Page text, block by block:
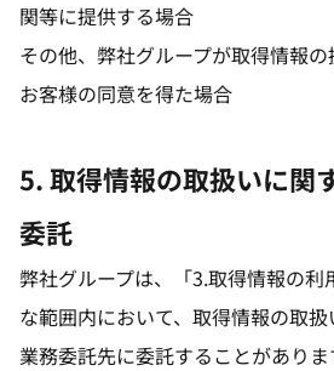
関等に提供する場合
その他、弊社グループが取得情報の
お客様の同意を得た場合
5. 取得情報の取扱いに関
委託
弊社グループは、「3.取得情報の
な範囲内において、取得情報の取
業務委託先に委託することがあり